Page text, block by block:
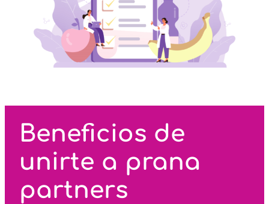
Beneficios de
unirte a prana
partners